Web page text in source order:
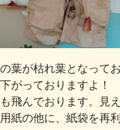
葉が枯れ葉となって
がっておりますよ！
飛んでおります。見
紙の他に、紙袋を再